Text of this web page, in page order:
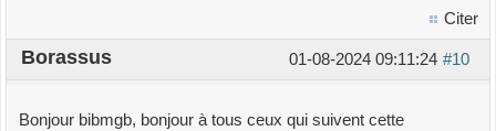
Citer
#10
01-08-2024 09:11:24
Borassus
Bonjour bibmgb, bonjour à tous ceux qui suivent cette